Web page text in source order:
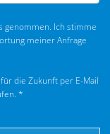
genommen. Ich stimme
meiner Anfrage
die Zukunft per E-Mail
*